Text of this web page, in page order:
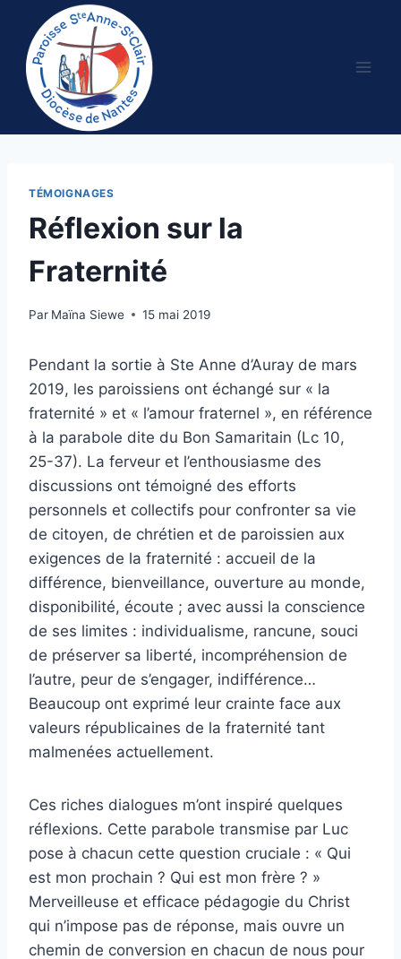
contenu
TÉMOIGNAGES
Réflexion sur la
Fraternité
Par Maïna Siewe 15 mai 2019
Pendant la sortie à Ste Anne d’Auray de mars
2019, les paroissiens ont échangé sur « la
fraternité » et « l’amour fraternel », en référence
à la parabole dite du Bon Samaritain (Lc 10,
25-37). La ferveur et l’enthousiasme des
discussions ont témoigné des efforts
personnels et collectifs pour confronter sa vie
de citoyen, de chrétien et de paroissien aux
exigences de la fraternité : accueil de la
différence, bienveillance, ouverture au monde,
disponibilité, écoute ; avec aussi la conscience
de ses limites : individualisme, rancune, souci
de préserver sa liberté, incompréhension de
l’autre, peur de s’engager, indifférence…
Beaucoup ont exprimé leur crainte face aux
valeurs républicaines de la fraternité tant
malmenées actuellement.
Ces riches dialogues m’ont inspiré quelques
réflexions. Cette parabole transmise par Luc
pose à chacun cette question cruciale : « Qui
est mon prochain ? Qui est mon frère ? »
Merveilleuse et efficace pédagogie du Christ
qui n’impose pas de réponse, mais ouvre un
chemin de conversion en chacun de nous pour